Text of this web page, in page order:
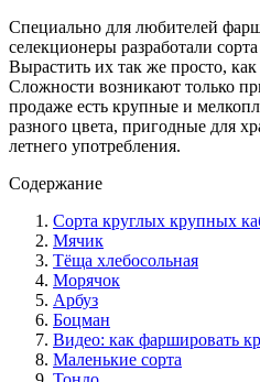
Специально для любителей
селекционеры разработали
Вырастить их так же просто,
Сложности возникают только
продаже есть крупные и
разного цвета, пригодные для
летнего употребления.
Содержание
Сорта круглых крупных
Мячик
Тёща хлебосольная
Морячок
Арбуз
Боцман
Видео: как фаршировать
Маленькие сорта